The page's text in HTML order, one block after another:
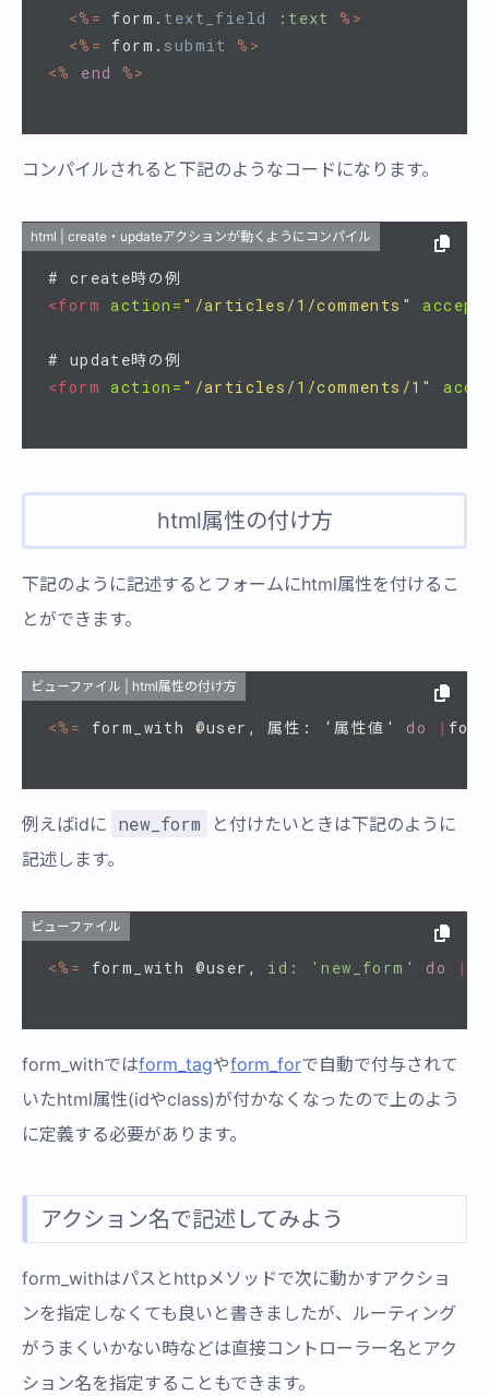
<%=
form . text_field :text
%>
<%=
form . submit
%>
<%
end %>
コンパイルされると下記のようなコードになります。
html | create・updateアクションが動くようにコンパイル
<form
action= "/articles/1/comments"
<form
action= "/articles/1/comments/1"
html属性の付け方
下記のように記述するとフォームにhtml属性を付けるこ
とができます。
ビューファイル | html属性の付け方
<%= form_with @user , 属性 : ‘属性値' do |
例えばidに new_form
と付けたいときは下記のように
記述します。
ビューファイル
<%= form_with @user , id: 'new_form' do |
form_withではform_tagやform_forで自動で付与されて
いたhtml属性(idやclass)が付かなくなったので上のよう
に定義する必要があります。
アクション名で記述してみよう
form_withはパスとhttpメソッドで次に動かすアクショ
ンを指定しなくても良いと書きましたが、ルーティング
がうまくいかない時などは直接コントローラー名とアク
ション名を指定することもできます。